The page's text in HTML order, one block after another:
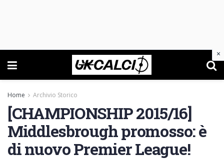
Home Archivio Storico
[CHAMPIONSHIP 2015/16]
Middlesbrough promosso: è
di nuovo Premier League!
×